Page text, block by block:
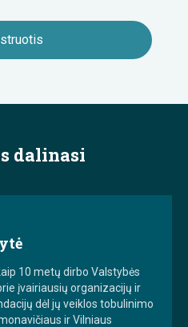
dalinasi
10 metų dirbo Valstybės
įvairiausių organizacijų ir
dėl jų veiklos tobulinimo
ir Vilniaus